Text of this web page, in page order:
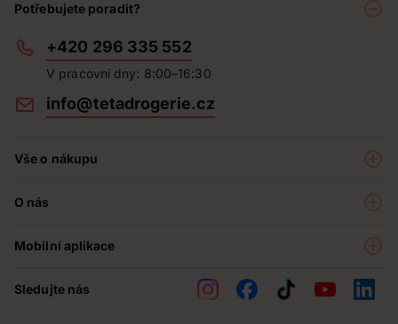
Potřebujete poradit?
+420 296 335 552
V pracovní dny: 8:00–16:30
info@tetadrogerie.cz
Vše o nákupu
Prodejny
Obchodní podmínky
O nás
Teta pomáhá
Mobilní aplikace
Sledujte nás